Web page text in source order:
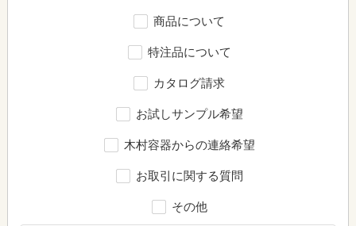
商品について
特注品について
カタログ請求
お試しサンプル希望
木村容器からの連絡希望
お取引に関する質問
その他